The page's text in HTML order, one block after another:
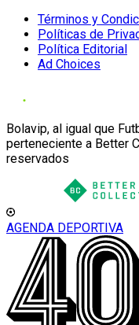
Términos y
Políticas de
Política Editorial
Ad Choices
Bolavip, al igual que
perteneciente a Better
reservados
AGENDA DEPORTIVA